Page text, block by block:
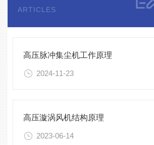
ARTICLES
高压脉冲集尘机工作原理
2024-11-23
高压漩涡风机结构原理
2023-06-14